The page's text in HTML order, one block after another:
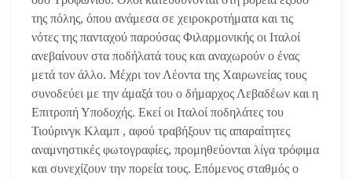
της πόλης, όπου ανάμεσα σε χειροκροτήματα και τις
νότες της πανταχού παρούσας Φιλαρμονικής οι Ιταλοί
ανεβαίνουν στα ποδήλατά τους και αναχωρούν ο ένας
μετά τον άλλο. Μέχρι τον Λέοντα της Χαιρωνείας τους
συνοδεύει με την άμαξά του ο δήμαρχος Λεβαδέων και η
Επιτροπή Υποδοχής. Εκεί οι Ιταλοί ποδηλάτες του
Τιούρινγκ Κλαμπ , αφού τραβήξουν τις απαραίτητες
αναμνηστικές φωτογραφίες, προμηθεύονται λίγα τρόφιμα
και συνεχίζουν την πορεία τους. Επόμενος σταθμός ο